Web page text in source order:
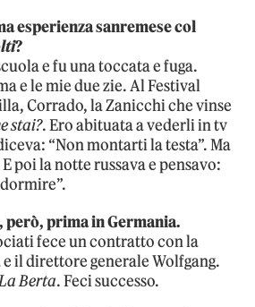
esperienza sanremese col
?
e fu una toccata e fuga.
e le mie due zie. Al Festival
Corrado, la Zanicchi che vinse
stai?. Ero abituata a vederli in tv
“Non montarti la testa”. Ma
poi la notte russava e pensavo:
però, prima in Germania.
fece un contratto con la
il direttore generale Wolfgang.
Berta. Feci successo.